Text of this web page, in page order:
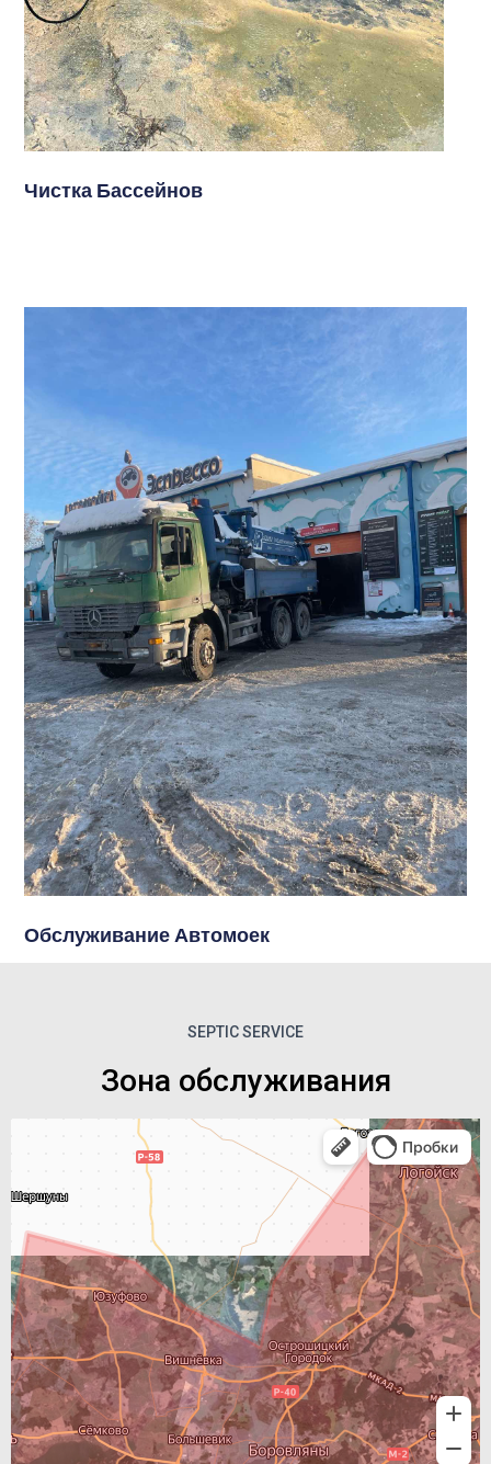
Чистка Бассейнов
Обслуживание Автомоек
SEPTIC SERVICE
Зона обслуживания